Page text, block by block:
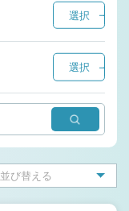
選択
選択